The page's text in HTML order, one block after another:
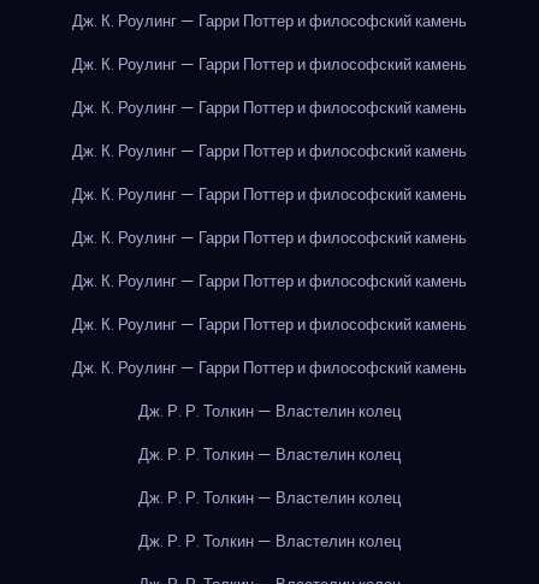
Дж. К. Роулинг — Гарри Поттер и философский камень
Дж. К. Роулинг — Гарри Поттер и философский камень
Дж. К. Роулинг — Гарри Поттер и философский камень
Дж. К. Роулинг — Гарри Поттер и философский камень
Дж. К. Роулинг — Гарри Поттер и философский камень
Дж. К. Роулинг — Гарри Поттер и философский камень
Дж. К. Роулинг — Гарри Поттер и философский камень
Дж. К. Роулинг — Гарри Поттер и философский камень
Дж. К. Роулинг — Гарри Поттер и философский камень
Дж. Р. Р. Толкин — Властелин колец
Дж. Р. Р. Толкин — Властелин колец
Дж. Р. Р. Толкин — Властелин колец
Дж. Р. Р. Толкин — Властелин колец